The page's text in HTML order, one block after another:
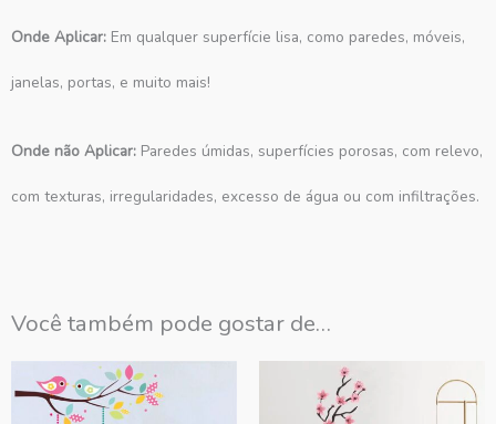
Onde Aplicar: Em qualquer superfície lisa, como paredes, móveis,
janelas, portas, e muito mais!
Onde não Aplicar: Paredes úmidas, superfícies porosas, com relevo,
com texturas, irregularidades, excesso de água ou com infiltrações.
Você também pode gostar de…